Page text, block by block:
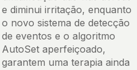
e diminui irritação, enquanto
o novo sistema de detecção
de eventos e o algoritmo
AutoSet aperfeiçoado,
garantem uma terapia ainda